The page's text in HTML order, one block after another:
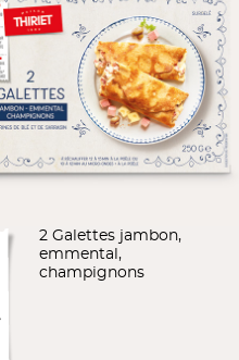
2 Galettes jambon,
emmental,
champignons